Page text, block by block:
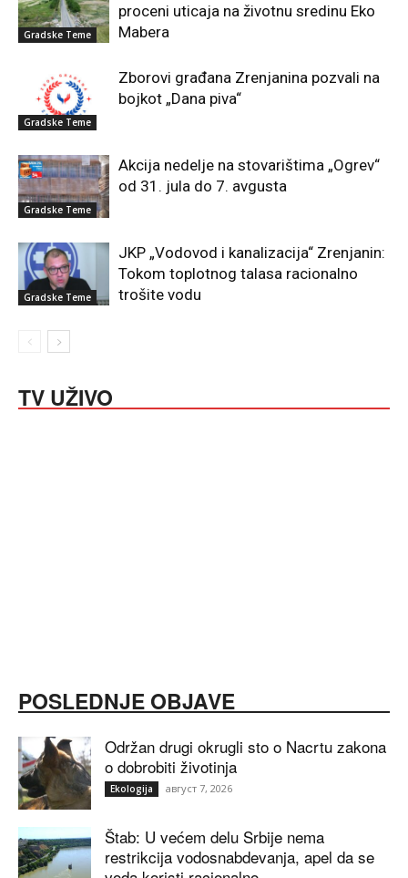
Gradske Teme
proceni uticaja na životnu sredinu Eko
Mabera
Gradske Teme
Zborovi građana Zrenjanina pozvali na
bojkot „Dana piva“
Gradske Teme
Akcija nedelje na stovarištima „Ogrev“
od 31. jula do 7. avgusta
Gradske Teme
JKP „Vodovod i kanalizacija“ Zrenjanin:
Tokom toplotnog talasa racionalno
trošite vodu
TV UŽIVO
POSLEDNJE OBJAVE
Održan drugi okrugli sto o Nacrtu zakona
o dobrobiti životinja
Ekologija август 7, 2026
Štab: U većem delu Srbije nema
restrikcija vodosnabdevanja, apel da se